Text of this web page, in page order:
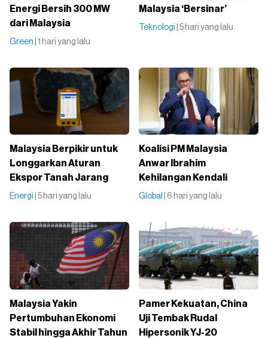
Energi Bersih 300 MW
dari Malaysia
Green | 1 hari yang lalu
Malaysia ‘Bersinar’
Teknologi | 5 hari yang lalu
Malaysia Berpikir untuk
Longgarkan Aturan
Ekspor Tanah Jarang
Energi | 5 hari yang lalu
Koalisi PM Malaysia
Anwar Ibrahim
Kehilangan Kendali
Global | 6 hari yang lalu
Malaysia Yakin
Pertumbuhan Ekonomi
Stabil hingga Akhir Tahun
Pamer Kekuatan, China
Uji Tembak Rudal
Hipersonik YJ-20